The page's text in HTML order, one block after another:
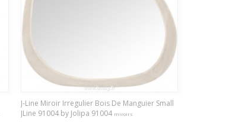
J-Line Miroir Irregulier Bois De Manguier Small
JLine 91004 by Jolipa 91004 miroirs